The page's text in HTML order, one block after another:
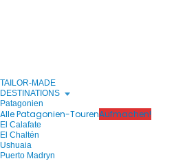
TAILOR-MADE
DESTINATIONS
Patagonien
Alle Patagonien-TourenAufmachen!
El Calafate
El Chaltén
Ushuaia
Puerto Madryn